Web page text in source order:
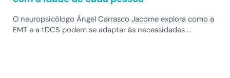
O neuropsicólogo Ángel Carrasco Jacome explora como a
EMT e a tDCS podem se adaptar às necessidades …